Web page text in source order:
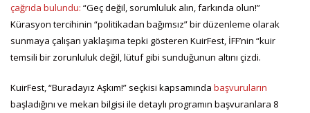
çağrıda bulundu: “Geç değil, sorumluluk alın, farkında olun!”
Kürasyon tercihinin “politikadan bağımsız” bir düzenleme olarak
sunmaya çalışan yaklaşıma tepki gösteren KuirFest, İFF’nin “kuir
temsili bir zorunluluk değil, lütuf gibi sunduğunun altını çizdi.
KuirFest, “Buradayız Aşkım!” seçkisi kapsamında başvuruların
başladığını ve mekan bilgisi ile detaylı programın başvuranlara 8